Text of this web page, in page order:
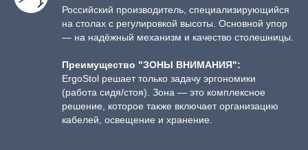
Российский производитель, специализирующийся
на столах с регулировкой высоты. Основной упор
— на надёжный механизм и качество столешницы.
Преимущество "ЗОНЫ ВНИМАНИЯ":
ErgoStol решает только задачу эргономики
(работа сидя/стоя). Зона — это комплексное
решение, которое также включает организацию
кабелей, освещение и хранение.